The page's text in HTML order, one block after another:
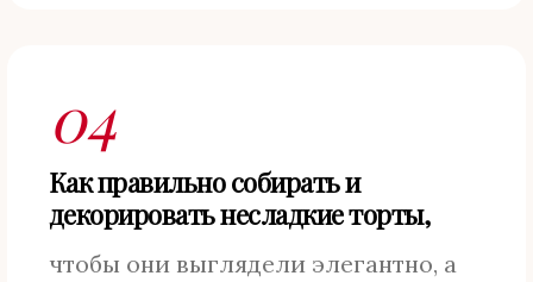
04
Как правильно собирать и
декорировать несладкие торты,
чтобы они выглядели элегантно, а